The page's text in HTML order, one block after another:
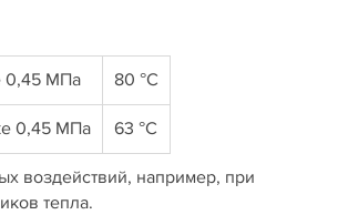
0,45 МПа 80 °C
0,45 МПа 63 °C
воздействий, например, при
тепла.